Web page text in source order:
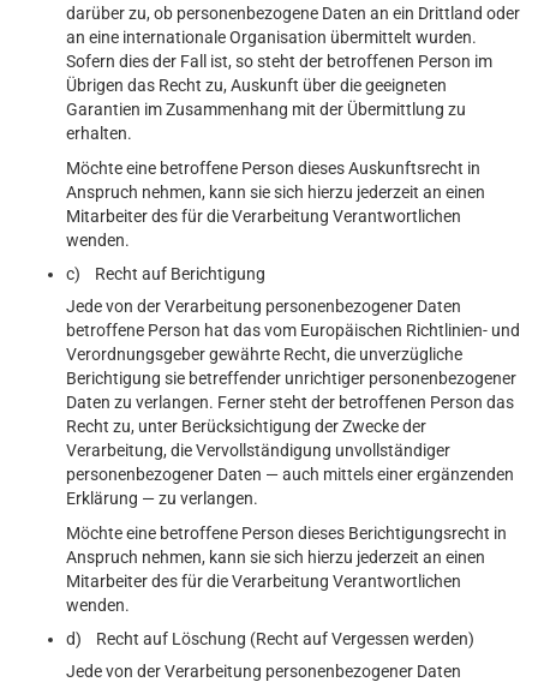
darüber zu, ob personenbezogene Daten an ein Drittland oder
an eine internationale Organisation übermittelt wurden.
Sofern dies der Fall ist, so steht der betroffenen Person im
Übrigen das Recht zu, Auskunft über die geeigneten
Garantien im Zusammenhang mit der Übermittlung zu
erhalten.
Möchte eine betroffene Person dieses Auskunftsrecht in
Anspruch nehmen, kann sie sich hierzu jederzeit an einen
Mitarbeiter des für die Verarbeitung Verantwortlichen
wenden.
c) Recht auf Berichtigung
Jede von der Verarbeitung personenbezogener Daten
betroffene Person hat das vom Europäischen Richtlinien- und
Verordnungsgeber gewährte Recht, die unverzügliche
Berichtigung sie betreffender unrichtiger personenbezogener
Daten zu verlangen. Ferner steht der betroffenen Person das
Recht zu, unter Berücksichtigung der Zwecke der
Verarbeitung, die Vervollständigung unvollständiger
personenbezogener Daten — auch mittels einer ergänzenden
Erklärung — zu verlangen.
Möchte eine betroffene Person dieses Berichtigungsrecht in
Anspruch nehmen, kann sie sich hierzu jederzeit an einen
Mitarbeiter des für die Verarbeitung Verantwortlichen
wenden.
d) Recht auf Löschung (Recht auf Vergessen werden)
Jede von der Verarbeitung personenbezogener Daten